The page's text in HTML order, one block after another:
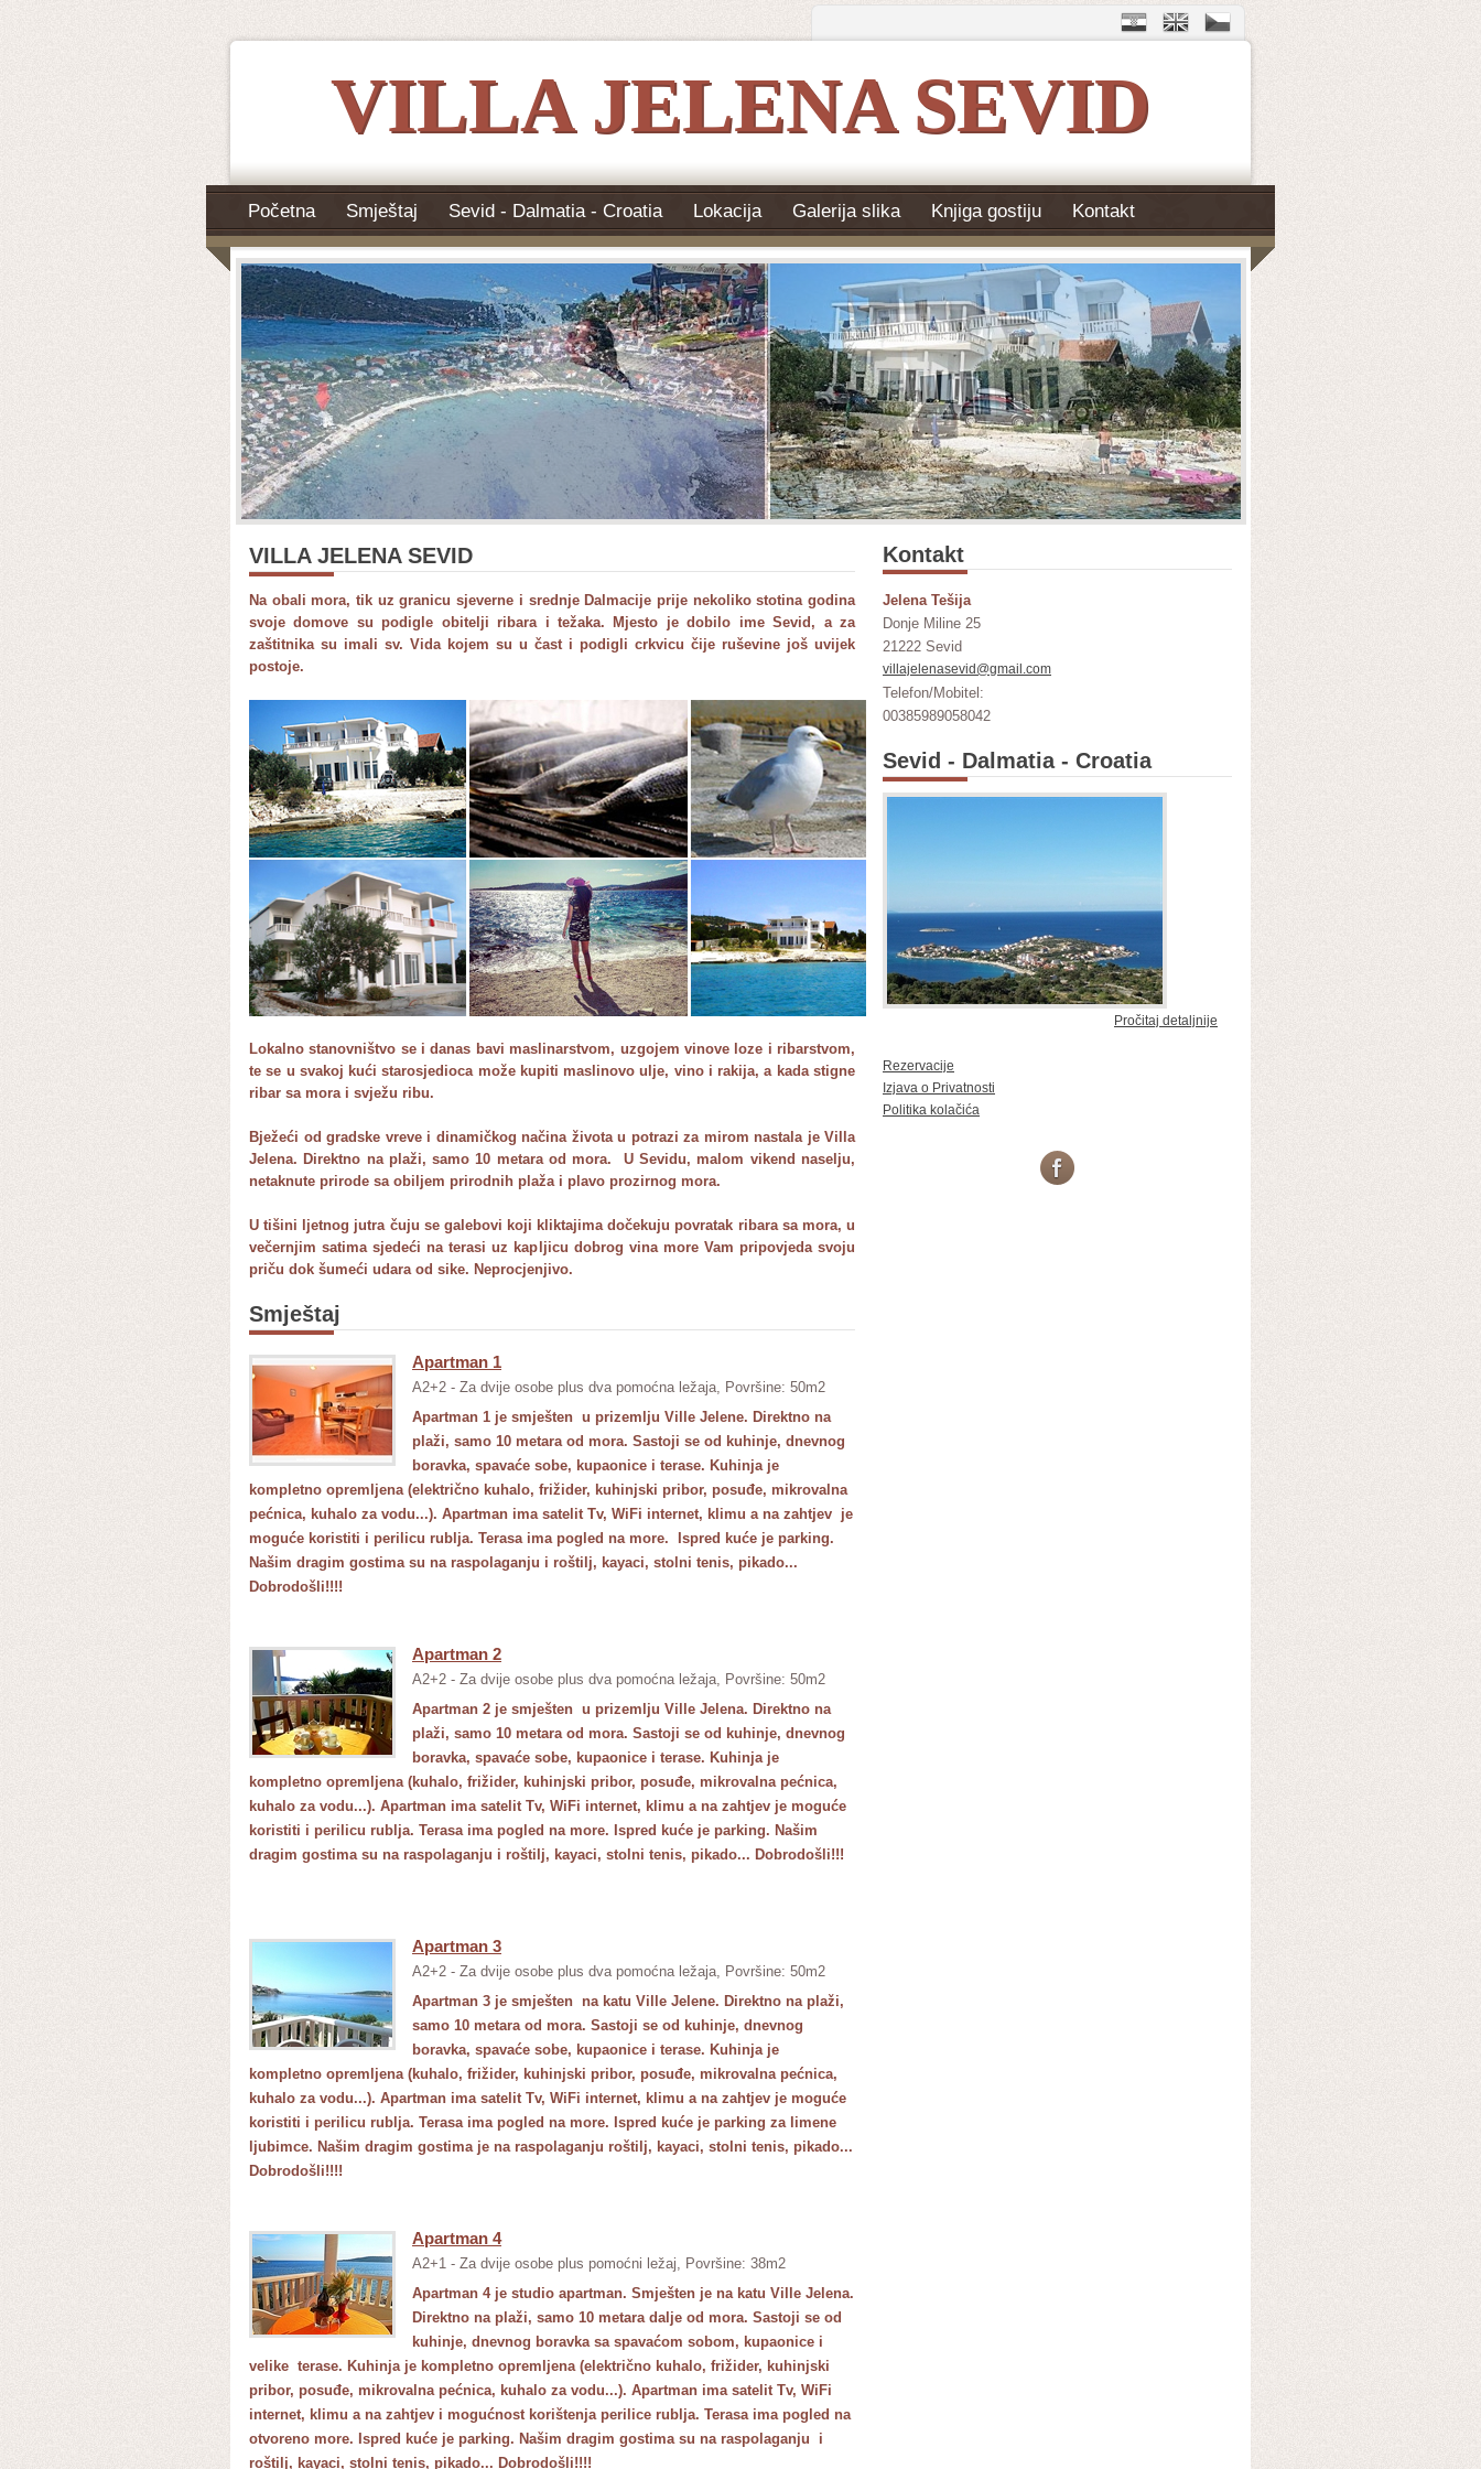
VILLA JELENA SEVID
Početna Smještaj Sevid - Dalmatia - Croatia Lokacija Galerija slika Knjiga gostiju Kontakt
VILLA JELENA SEVID
Na obali mora, tik uz granicu sjeverne i srednje Dalmacije prije nekoliko stotina godina
svoje domove su podigle obitelji ribara i težaka. Mjesto je dobilo ime Sevid, a za
zaštitnika su imali sv. Vida kojem su u čast i podigli crkvicu čije ruševine još uvijek
postoje.
Lokalno stanovništvo se i danas bavi maslinarstvom, uzgojem vinove loze i ribarstvom,
te se u svakoj kući starosjedioca može kupiti maslinovo ulje, vino i rakija, a kada stigne
ribar sa mora i svježu ribu.
Bježeći od gradske vreve i dinamičkog načina života u potrazi za mirom nastala je Villa
Jelena. Direktno na plaži, samo 10 metara od mora. U Sevidu, malom vikend naselju,
netaknute prirode sa obiljem prirodnih plaža i plavo prozirnog mora.
U tišini ljetnog jutra čuju se galebovi koji kliktajima dočekuju povratak ribara sa mora, u
večernjim satima sjedeći na terasi uz kapljicu dobrog vina more Vam pripovjeda svoju
priču dok šumeći udara od sike. Neprocjenjivo.
Smještaj
Apartman 1
A2+2 - Za dvije osobe plus dva pomoćna ležaja, Površine: 50m2
Apartman 1 je smješten u prizemlju Ville Jelene. Direktno na
plaži, samo 10 metara od mora. Sastoji se od kuhinje, dnevnog
boravka, spavaće sobe, kupaonice i terase. Kuhinja je
kompletno opremljena (električno kuhalo, frižider, kuhinjski pribor, posuđe, mikrovalna
pećnica, kuhalo za vodu...). Apartman ima satelit Tv, WiFi internet, klimu a na zahtjev je
moguće koristiti i perilicu rublja. Terasa ima pogled na more. Ispred kuće je parking.
Našim dragim gostima su na raspolaganju i roštilj, kayaci, stolni tenis, pikado...
Dobrodošli!!!!
Apartman 2
A2+2 - Za dvije osobe plus dva pomoćna ležaja, Površine: 50m2
Apartman 2 je smješten u prizemlju Ville Jelena. Direktno na
plaži, samo 10 metara od mora. Sastoji se od kuhinje, dnevnog
boravka, spavaće sobe, kupaonice i terase. Kuhinja je
kompletno opremljena (kuhalo, frižider, kuhinjski pribor, posuđe, mikrovalna pećnica,
kuhalo za vodu...). Apartman ima satelit Tv, WiFi internet, klimu a na zahtjev je moguće
koristiti i perilicu rublja. Terasa ima pogled na more. Ispred kuće je parking. Našim
dragim gostima su na raspolaganju i roštilj, kayaci, stolni tenis, pikado... Dobrodošli!!!
Apartman 3
A2+2 - Za dvije osobe plus dva pomoćna ležaja, Površine: 50m2
Apartman 3 je smješten na katu Ville Jelene. Direktno na plaži,
samo 10 metara od mora. Sastoji se od kuhinje, dnevnog
boravka, spavaće sobe, kupaonice i terase. Kuhinja je
kompletno opremljena (kuhalo, frižider, kuhinjski pribor, posuđe, mikrovalna pećnica,
kuhalo za vodu...). Apartman ima satelit Tv, WiFi internet, klimu a na zahtjev je moguće
koristiti i perilicu rublja. Terasa ima pogled na more. Ispred kuće je parking za limene
ljubimce. Našim dragim gostima je na raspolaganju roštilj, kayaci, stolni tenis, pikado...
Dobrodošli!!!!
Apartman 4
A2+1 - Za dvije osobe plus pomoćni ležaj, Površine: 38m2
Apartman 4 je studio apartman. Smješten je na katu Ville Jelena.
Direktno na plaži, samo 10 metara dalje od mora. Sastoji se od
kuhinje, dnevnog boravka sa spavaćom sobom, kupaonice i
velike terase. Kuhinja je kompletno opremljena (električno kuhalo, frižider, kuhinjski
pribor, posuđe, mikrovalna pećnica, kuhalo za vodu...). Apartman ima satelit Tv, WiFi
internet, klimu a na zahtjev i mogućnost korištenja perilice rublja. Terasa ima pogled na
otvoreno more. Ispred kuće je parking. Našim dragim gostima su na raspolaganju i
roštilj, kayaci, stolni tenis, pikado... Dobrodošli!!!!
Kontakt
Jelena Tešija
Donje Miline 25
21222 Sevid
villajelenasevid@gmail.com
Telefon/Mobitel:
00385989058042
Sevid - Dalmatia - Croatia
Pročitaj detaljnije
Rezervacije
Izjava o Privatnosti
Politika kolačića